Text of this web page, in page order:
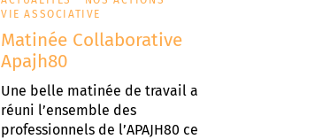
VIE ASSOCIATIVE
Matinée Collaborative
Apajh80
Une belle matinée de travail a
réuni l’ensemble des
professionnels de l’APAJH80 ce